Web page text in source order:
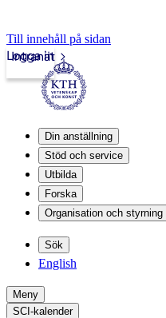
Till innehåll på sidan
Intranät
Logga in
Din anställning
Stöd och service
Utbilda
Forska
Organisation och styrning
Sök
English
Meny
SCI-kalender